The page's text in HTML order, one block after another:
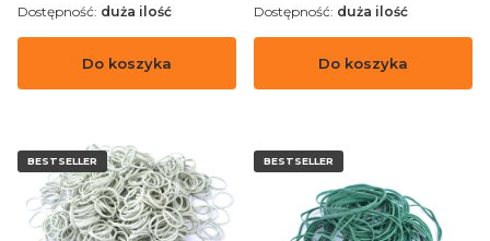
Do koszyka
Dostępność: duża ilość
Do koszyka
Dostępność: duża ilość
BESTSELLER BESTSELLER